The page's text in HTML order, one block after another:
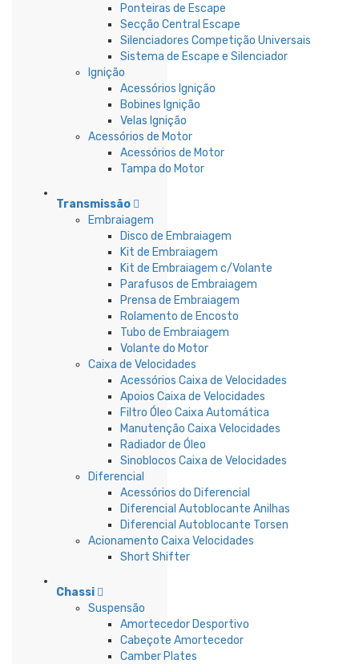
Ponteiras de Escape
Secção Central Escape
Silenciadores Competição Universais
Sistema de Escape e Silenciador
Ignição
Acessórios Ignição
Bobines Ignição
Velas Ignição
Acessórios de Motor
Acessórios de Motor
Tampa do Motor
Transmissão
Embraiagem
Disco de Embraiagem
Kit de Embraiagem
Kit de Embraiagem c/Volante
Parafusos de Embraiagem
Prensa de Embraiagem
Rolamento de Encosto
Tubo de Embraiagem
Volante do Motor
Caixa de Velocidades
Acessórios Caixa de Velocidades
Apoios Caixa de Velocidades
Filtro Óleo Caixa Automática
Manutenção Caixa Velocidades
Radiador de Óleo
Sinoblocos Caixa de Velocidades
Diferencial
Acessórios do Diferencial
Diferencial Autoblocante Anilhas
Diferencial Autoblocante Torsen
Acionamento Caixa Velocidades
Short Shifter
Chassi
Suspensão
Amortecedor Desportivo
Cabeçote Amortecedor
Camber Plates